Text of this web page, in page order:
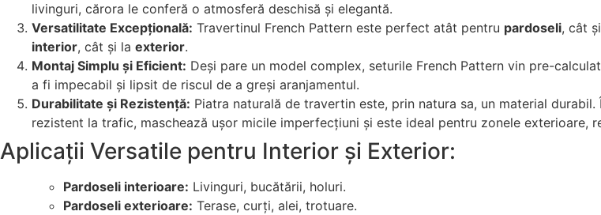
livinguri, cărora le conferă o atmosferă deschisă și elegantă.
Versatilitate Excepțională: Travertinul French Pattern este perfect atât pentru pardoseli, cât
interior, cât și la exterior.
Montaj Simplu și Eficient: Deși pare un model complex, seturile French Pattern vin pre-
a fi impecabil și lipsit de riscul de a greși aranjamentul.
Durabilitate și Rezistență: Piatra naturală de travertin este, prin natura sa, un material
rezistent la trafic, maschează ușor micile imperfecțiuni și este ideal pentru zonele exterioare,
Aplicații Versatile pentru Interior și Exterior:
Pardoseli interioare: Livinguri, bucătării, holuri.
Pardoseli exterioare: Terase, curți, alei, trotuare.